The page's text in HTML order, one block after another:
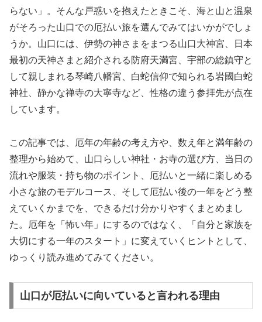
らない」。そんな戸惑いを抱えたときこそ、海と山と温泉
がそろった山口での厄払い旅を選んでみてはいかがでしょ
うか。山口には、伊勢の神さまをまつる山口大神宮、日本
最初の天神さまと紹介される防府天満宮、宇部の総鎮守と
して親しまれる琴崎八幡宮、白蛇信仰で知られる岩國白蛇
神社、静かな禅寺の大寧寺など、性格の違う参拝先が点在
しています。
この記事では、厄年の年齢の考え方や、数え年と満年齢の
整理から始めて、山口らしい神社・お寺の選び方、当日の
流れや服装・持ち物のポイント、厄払いと一緒に楽しめる
小さな旅のモデルコース、そして厄払い後の一年をどう整
えていくかまでを、できるだけ分かりやすくまとめまし
た。厄年を「怖い年」にするのではなく、「自分と家族を
大切にする一年のスタート」に変えていくヒントとして、
ゆっくり読み進めてみてください。
山口が厄払いに向いていると言われる理由